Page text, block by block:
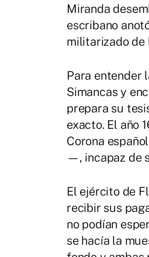
Miranda
escribano
militarizado de
Para entender
Simancas y
prepara su
exacto. El año
Corona
—, incapaz de
El ejército de
recibir sus
no podían
se hacía la